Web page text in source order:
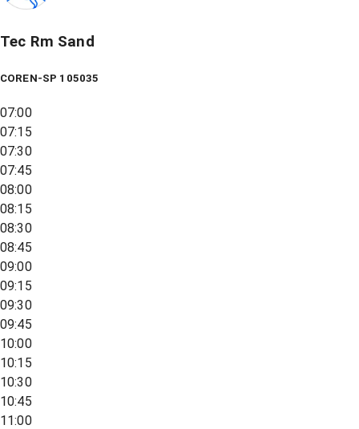
Tec Rm Sand
COREN-SP 105035
07:00
07:15
07:30
07:45
08:00
08:15
08:30
08:45
09:00
09:15
09:30
09:45
10:00
10:15
10:30
10:45
11:00